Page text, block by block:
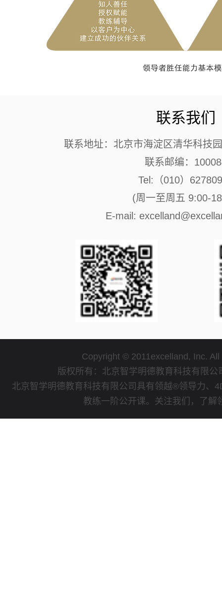
联系我们
联系地址：北京市海淀区清华科技
联系邮编：
Tel:（010）
(周一至周五 9:00-
E-mail:
Copyright © 2011excelland, Inc.
版权所有：北京智学明德教育科技有限
北京智学明德教育科技有限公司具有领越®领导力、
教练一阶公开课。关注我们，了解